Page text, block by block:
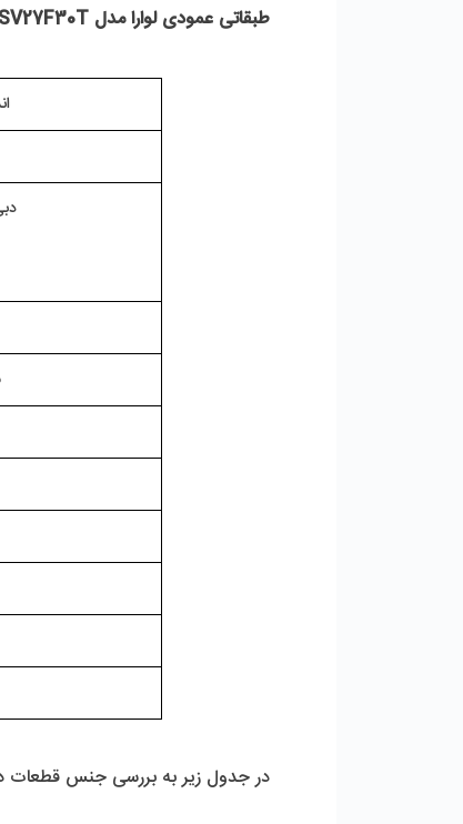
طبقاتی عمودی لوارامدل 3SV27F30T
در جدول زیر به بررسی جنس قطعات